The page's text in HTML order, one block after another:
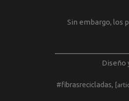
Sin embargo, los
Diseño
#fibrasrecicladas